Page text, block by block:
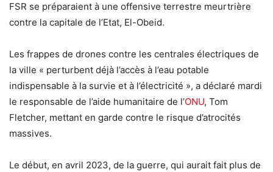
FSR se préparaient à une offensive terrestre meurtrière
contre la capitale de l’Etat, El-Obeid.
Les frappes de drones contre les centrales électriques de
la ville « perturbent déjà l’accès à l’eau potable
indispensable à la survie et à l’électricité », a déclaré mardi
le responsable de l’aide humanitaire de l’ONU, Tom
Fletcher, mettant en garde contre le risque d’atrocités
massives.
Le début, en avril 2023, de la guerre, qui aurait fait plus de